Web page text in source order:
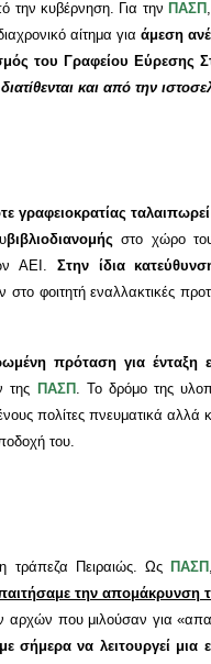
την κυβέρνηση. Για την ΠΑΣΠ
αίτημα για άμεση
του Γραφείου Εύρεσης
και από την
γραφειοκρατίας
βιβλιοδιανομής στο χώρο
ΑΕΙ. Στην ίδια
φοιτητή εναλλακτικές
πρόταση για ένταξη
της
ΠΑΣΠ . Το δρόμο της
πολίτες πνευματικά
του.
τράπεζα Πειραιώς. Ως ΠΑΣΠ
την απομάκρυνση
που μιλούσαν για
σήμερα να λειτουργεί